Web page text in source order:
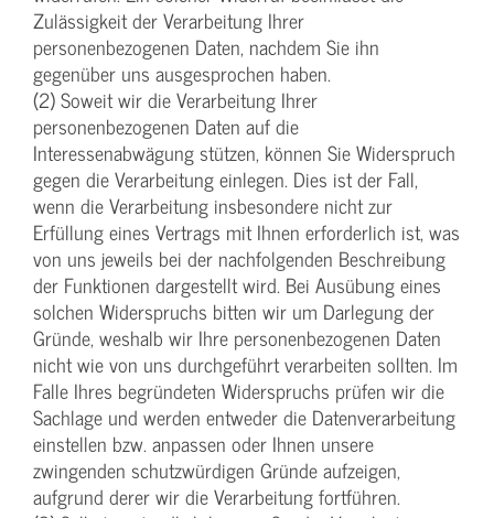
Zulässigkeit der Verarbeitung Ihrer
personenbezogenen Daten, nachdem Sie ihn
gegenüber uns ausgesprochen haben.
(2) Soweit wir die Verarbeitung Ihrer
personenbezogenen Daten auf die
Interessenabwägung stützen, können Sie Widerspruch
gegen die Verarbeitung einlegen. Dies ist der Fall,
wenn die Verarbeitung insbesondere nicht zur
Erfüllung eines Vertrags mit Ihnen erforderlich ist, was
von uns jeweils bei der nachfolgenden Beschreibung
der Funktionen dargestellt wird. Bei Ausübung eines
solchen Widerspruchs bitten wir um Darlegung der
Gründe, weshalb wir Ihre personenbezogenen Daten
nicht wie von uns durchgeführt verarbeiten sollten. Im
Falle Ihres begründeten Widerspruchs prüfen wir die
Sachlage und werden entweder die Datenverarbeitung
einstellen bzw. anpassen oder Ihnen unsere
zwingenden schutzwürdigen Gründe aufzeigen,
aufgrund derer wir die Verarbeitung fortführen.